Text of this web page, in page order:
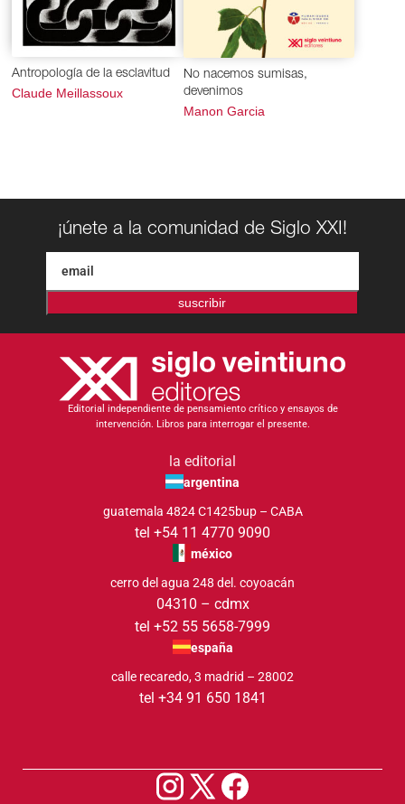
Antropología de la esclavitud
Claude Meillassoux
No nacemos sumisas,
devenimos
Manon Garcia
¡únete a la comunidad de Siglo XXI!
suscribir
Editorial independiente de pensamiento crítico y ensayos de
intervención. Libros para interrogar el presente.
la editorial
argentina
guatemala 4824 C1425bup – CABA
tel +54 11 4770 9090
méxico
cerro del agua 248 del. coyoacán
04310 – cdmx
tel +52 55 5658-7999
españa
calle recaredo, 3 madrid – 28002
tel +34 91 650 1841